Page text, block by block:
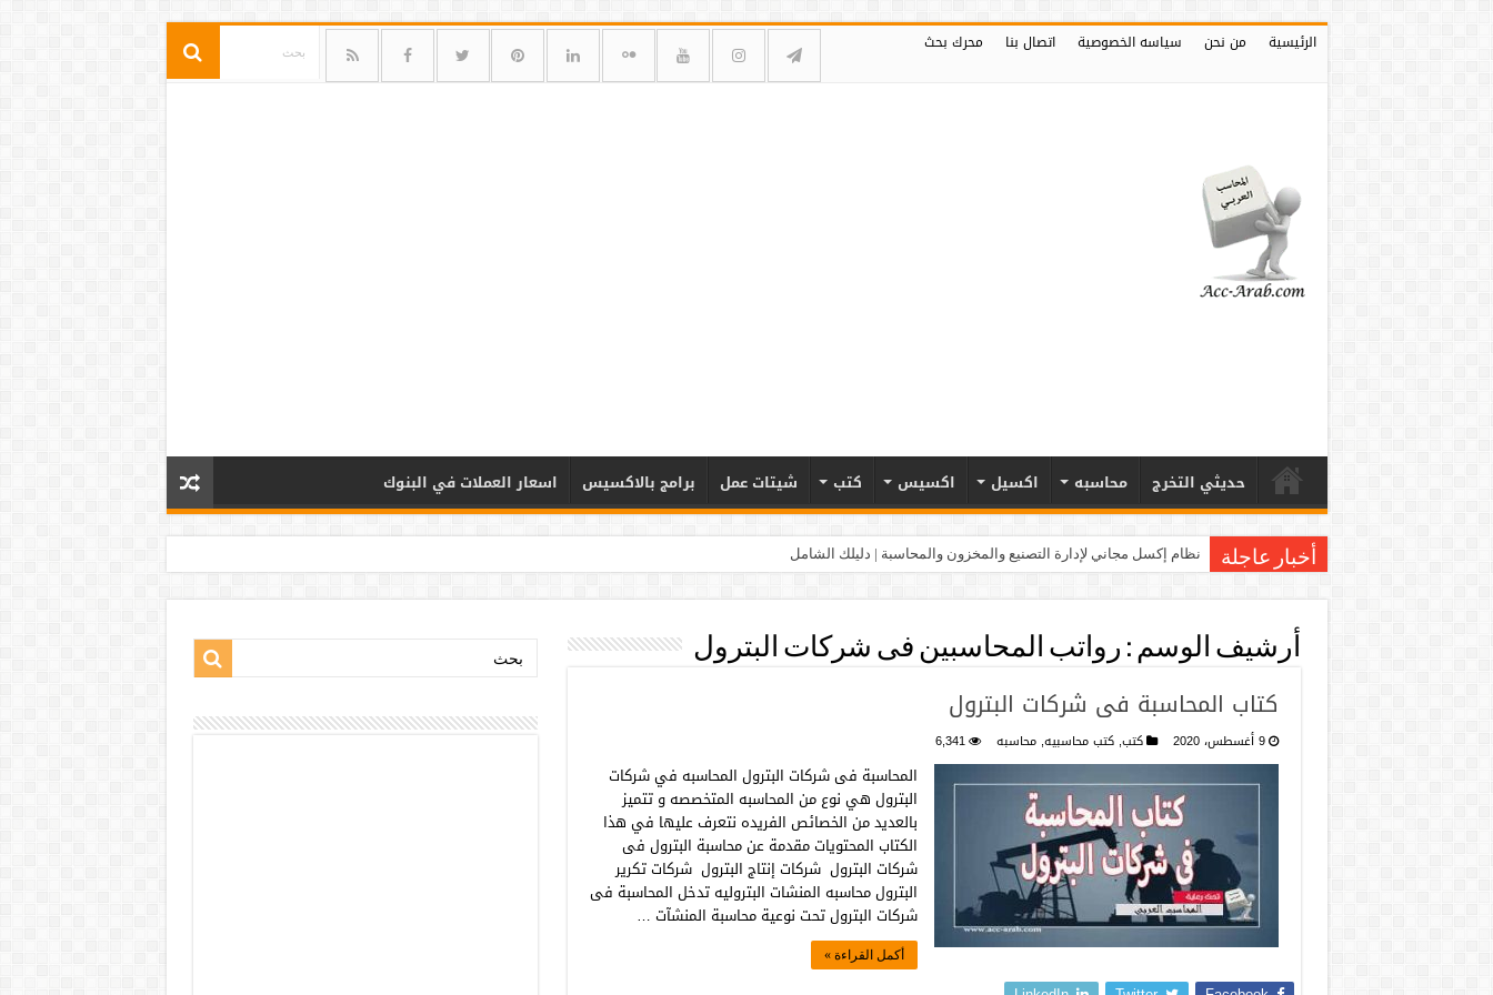
الرئيسية من نحن سياسه الخصوصية اتصال بنا محرك بحث
حديثي التخرج محاسبه اكسيل اكسيس كتب شيتات عمل برامج بالاكسيس اسعار العملات في البنوك
أخبار عاجلة نظام إكسل مجاني لإدارة التصنيع والمخزون والمحاسبة | دليلك الشامل
أرشيف الوسم : رواتب المحاسبين فى شركات البترول
كتاب المحاسبة فى شركات البترول
9 أغسطس، 2020 كتب,كتب محاسبيه,محاسبه 6,341
المحاسبة فى شركات البترول المحاسبه في شركات
البترول هي نوع من المحاسبه المتخصصه و تتميز
بالعديد من الخصائص الفريده نتعرف عليها في هذا
الكتاب المحتويات مقدمة عن محاسبة البترول فى
شركات البترول شركات إنتاج البترول شركات تكرير
البترول محاسبه المنشات البتروليه تدخل المحاسبة فى
شركات البترول تحت نوعية محاسبة المنشآت …
أكمل القراءة »
بحث: